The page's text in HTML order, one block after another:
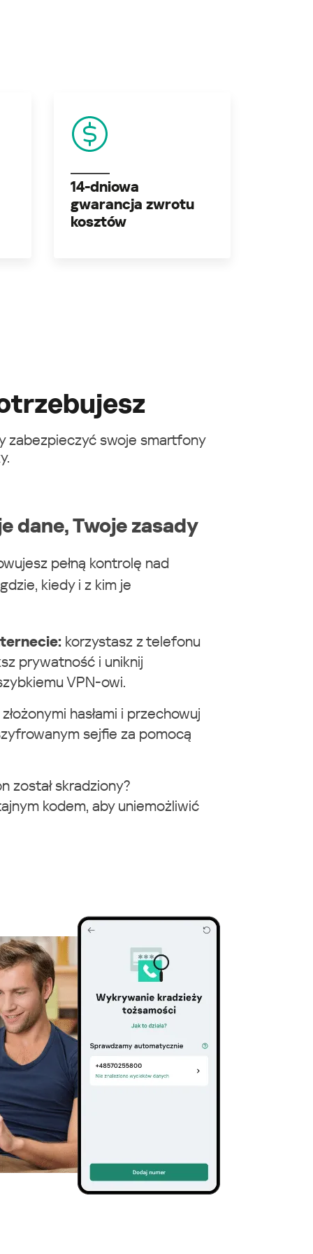
14-dniowa
gwarancja zwrotu
kosztów
zabezpieczyć swoje smartfony
dane, Twoje zasady
pełną kontrolę nad
kiedy i z kim je
korzystasz z telefonu
prywatność i uniknij
VPN-owi.
hasłami i przechowuj
sejfie za pomocą
został skradziony?
kodem, aby uniemożliwić